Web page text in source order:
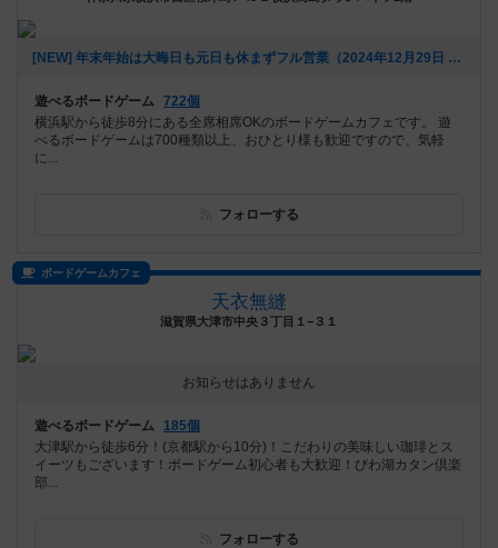
[NEW] 年末年始は大晦日も元日も休まずフル営業（2024年12月29日 20時19分）
遊べるボードゲーム 722個
横浜駅から徒歩8分にある全席相席OKのボードゲームカフェです。 遊
べるボードゲームは700種類以上、おひとり様も歓迎ですので、気軽
に...
フォローする
ボードゲームカフェ
天衣無縫
滋賀県大津市中央３丁目１−３１
お知らせはありません
遊べるボードゲーム
185個
大津駅から徒歩6分！(京都駅から10分)！こだわりの美味しい珈琲とス
イーツもございます！ボードゲーム初心者も大歓迎！びわ湖カタン倶楽
部...
フォローする